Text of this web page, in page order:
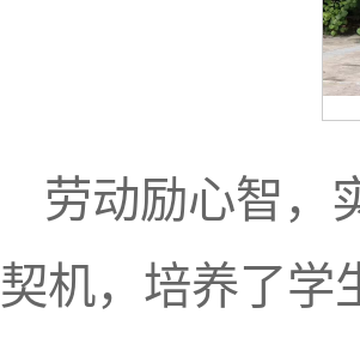
劳动励心智，
契机，培养了学